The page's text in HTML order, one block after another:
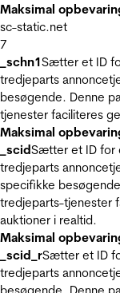
Maksimal
sc-static.net
7
_schn1Sætter et ID
tredjeparts
besøgende. Denne
tjenester faciliteres
Maksimal
_scidSætter et ID for
tredjeparts
specifikke
tredjeparts-tjenester
auktioner i realtid.
Maksimal
_scid_rSætter et ID
tredjeparts